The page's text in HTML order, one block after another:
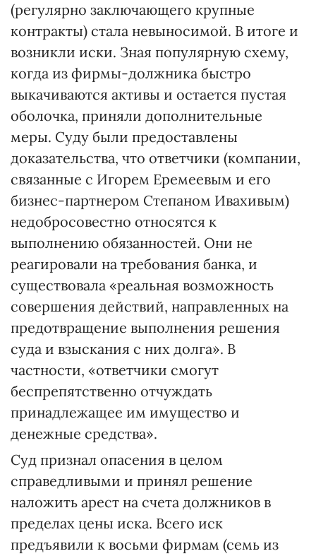
(регулярно заключающего крупные
контракты) стала невыносимой. В итоге и
возникли иски. Зная популярную схему,
когда из фирмы-должника быстро
выкачиваются активы и остается пустая
оболочка, приняли дополнительные
меры. Суду были предоставлены
доказательства, что ответчики (компании,
связанные с Игорем Еремеевым и его
бизнес-партнером Степаном Ивахивым)
недобросовестно относятся к
выполнению обязанностей. Они не
реагировали на требования банка, и
существовала «реальная возможность
совершения действий, направленных на
предотвращение выполнения решения
суда и взыскания с них долга». В
частности, «ответчики смогут
беспрепятственно отчуждать
принадлежащее им имущество и
денежные средства».
Суд признал опасения в целом
справедливыми и принял решение
наложить арест на счета должников в
пределах цены иска. Всего иск
предъявили к восьми фирмам (семь из